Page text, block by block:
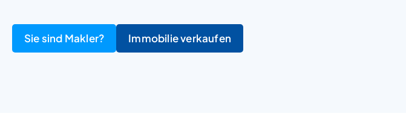
Sie sind Makler? Immobilie verkaufen